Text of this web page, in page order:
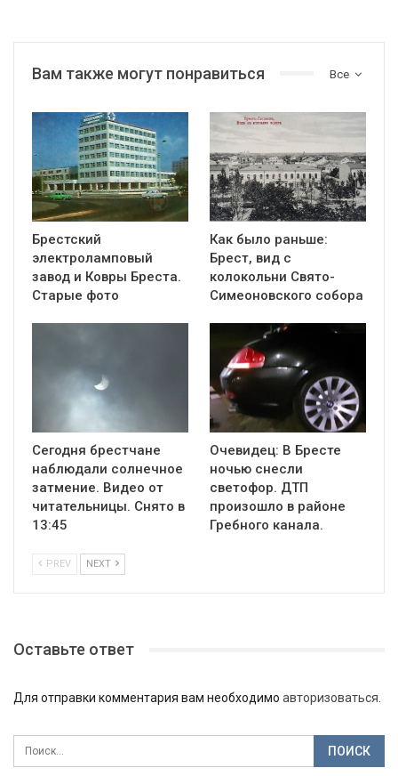
Все
Вам также могут понравиться
Брестский
электроламповый
завод и Ковры Бреста.
Старые фото
Как было раньше:
Брест, вид с
колокольни Cвято-
Симеоновского собора
Сегодня брестчане
наблюдали солнечное
затмение. Видео от
читательницы. Снято в
13:45
Очевидец: В Бресте
ночью снесли
светофор. ДТП
произошло в районе
Гребного канала.
PREV NEXT
Оставьте ответ
Для отправки комментария вам необходимо авторизоваться.